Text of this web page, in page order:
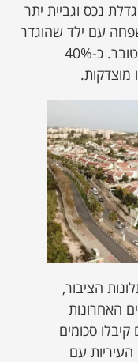
נכס וגביית יתר
עם ילד שהוגדר
נפגע איבה בעקבות אירועי ה-7 באוקטובר. ‏כ-‏‏40%
מוצדקות.‏
הציבור,
האחרונות
סכומים
שקל. העיריות ‏עם